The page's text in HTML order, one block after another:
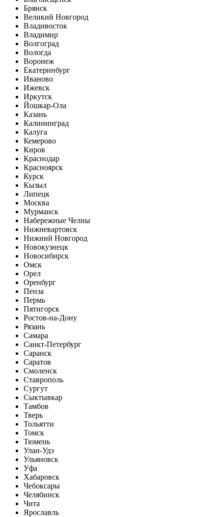
Брянск
Великий Новгород
Владивосток
Владимир
Волгоград
Вологда
Воронеж
Екатеринбург
Иваново
Ижевск
Иркутск
Йошкар-Ола
Казань
Калининград
Калуга
Кемерово
Киров
Краснодар
Красноярск
Курск
Кызыл
Липецк
Москва
Мурманск
Набережные Челны
Нижневартовск
Нижний Новгород
Новокузнецк
Новосибирск
Омск
Орел
Оренбург
Пенза
Пермь
Пятигорск
Ростов-на-Дону
Рязань
Самара
Санкт-Петербург
Саранск
Саратов
Смоленск
Ставрополь
Сургут
Сыктывкар
Тамбов
Тверь
Тольятти
Томск
Тюмень
Улан-Удэ
Ульяновск
Уфа
Хабаровск
Чебоксары
Челябинск
Чита
Ярославль